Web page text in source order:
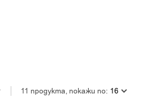
11 продукта, покажи по: 16